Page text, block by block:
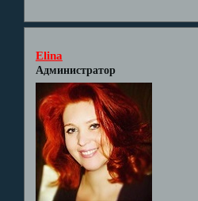
Elina
Администратор